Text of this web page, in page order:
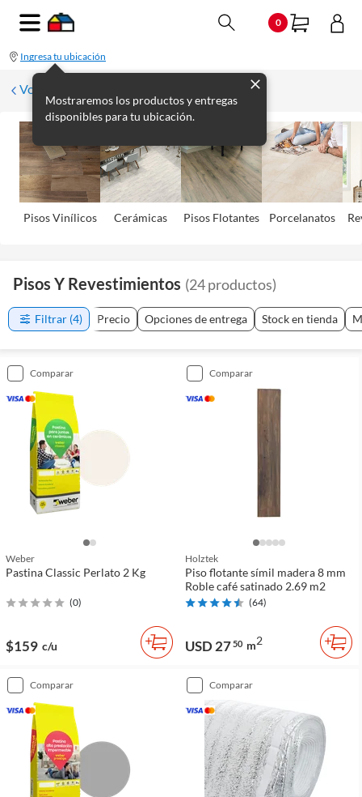
0
Ingresa tu ubicación
Mostraremos los productos y entregas
disponibles para tu ubicación.
Volver
Pisos Viní­licos Cerámicas Pisos Flotantes Porcelanatos
Pisos Y Revestimientos (24productos)
Filtrar (4) Precio Opciones de entrega Stock en tienda
comparar
Weber
Pastina Classic Perlato 2 Kg
(0)
$159 c/u
comparar
Holztek
Piso flotante símil madera 8 mm
Roble café satinado 2.69 m2
(64)
USD 2750 m2
comparar comparar